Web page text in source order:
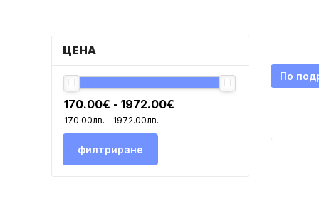
ЦЕНА
филтриране
По